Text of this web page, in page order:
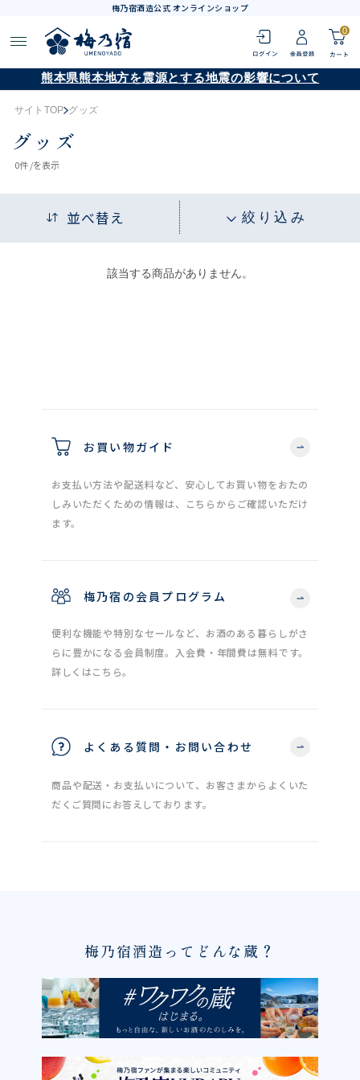
梅乃宿酒造公式 オンラインショップ
0
熊本県熊本地方を震源とする地震の影響について
サイトTOP グッズ
グッズ
0件 /を表示
並べ替え 絞り込み
該当する商品がありません。
お買い物ガイド
お支払い方法や配送料など、安心してお買い物をおたの
しみいただくための情報は、こちらからご確認いただけ
ます。
梅乃宿の会員プログラム
便利な機能や特別なセールなど、お酒のある暮らしがさ
らに豊かになる会員制度。入会費・年間費は無料です。
詳しくはこちら。
よくある質問・お問い合わせ
商品や配送・お支払いについて、お客さまからよくいた
だくご質問にお答えしております。
梅乃宿酒造ってどんな蔵？